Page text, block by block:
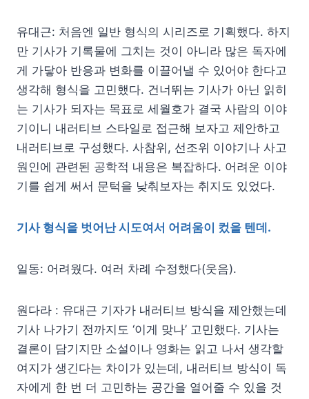
유대근: 처음엔 일반 형식의 시리즈로 기획했다. 하지
만 기사가 기록물에 그치는 것이 아니라 많은 독자에
게 가닿아 반응과 변화를 이끌어낼 수 있어야 한다고
생각해 형식을 고민했다. 건너뛰는 기사가 아닌 읽히
는 기사가 되자는 목표로 세월호가 결국 사람의 이야
기이니 내러티브 스타일로 접근해 보자고 제안하고
내러티브로 구성했다. 사참위, 선조위 이야기나 사고
원인에 관련된 공학적 내용은 복잡하다. 어려운 이야
기를 쉽게 써서 문턱을 낮춰보자는 취지도 있었다.
기사 형식을 벗어난 시도여서 어려움이 컸을 텐데.
일동: 어려웠다. 여러 차례 수정했다(웃음).
원다라 : 유대근 기자가 내러티브 방식을 제안했는데
기사 나가기 전까지도 ‘이게 맞나’ 고민했다. 기사는
결론이 담기지만 소설이나 영화는 읽고 나서 생각할
여지가 생긴다는 차이가 있는데, 내러티브 방식이 독
자에게 한 번 더 고민하는 공간을 열어줄 수 있을 것